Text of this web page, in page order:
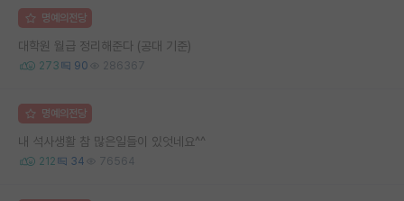
명예의전당
대학원 월급 정리해준다 (공대 기준)
273 90 286367
명예의전당
내 석사생활 참 많은일들이 있엇네요^^
212 34 76564